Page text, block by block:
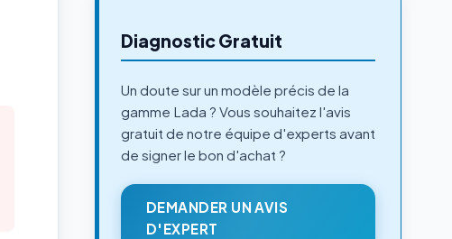
Diagnostic Gratuit
Un doute sur un modèle précis de la
gamme Lada ? Vous souhaitez l'avis
gratuit de notre équipe d'experts avant
de signer le bon d'achat ?
DEMANDER UN AVIS
D'EXPERT